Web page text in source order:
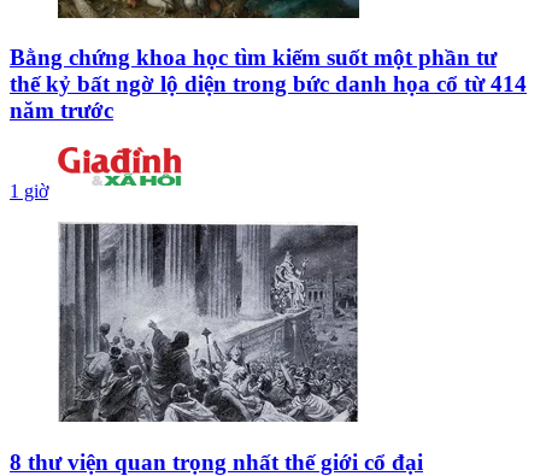
Bằng chứng khoa học tìm kiếm suốt một phần tư
thế kỷ bất ngờ lộ diện trong bức danh họa cổ từ 414
năm trước
1 giờ
8 thư viện quan trọng nhất thế giới cổ đại